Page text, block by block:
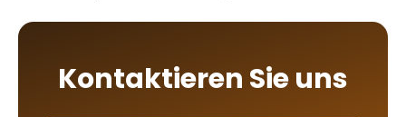
Kontaktieren Sie uns